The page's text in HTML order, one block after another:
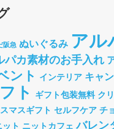
阪急 ぬいぐるみ アル
パカ素材のお手入れ
ント インテリア キャ
ト ギフト包装無料 ク
マスギフト セルフケア チ
ット ニットカフェ バレン